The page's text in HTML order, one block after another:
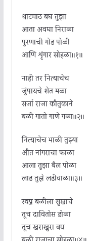
थाटमाठ बघ तुझा
आता अवघा निराळा
पुरणाची गोड पोळी
आणि शृंगार सोहळा॥१॥
नाही तर नित्याचेच
जुंपायचे शेत मळा
सर्जा राजा कौतुकाने
बळी गातो गाणे गळा॥२॥
नित्याचेच भाळी तुझ्या
औत नांगराचा फाळा
आला तुझा बैल पोळा
लाड तुझे लडीवाळा॥३॥
स्वप्न बळीला सुखाचे
तूच दावितोस डोळा
तूच खराखुरा बघ